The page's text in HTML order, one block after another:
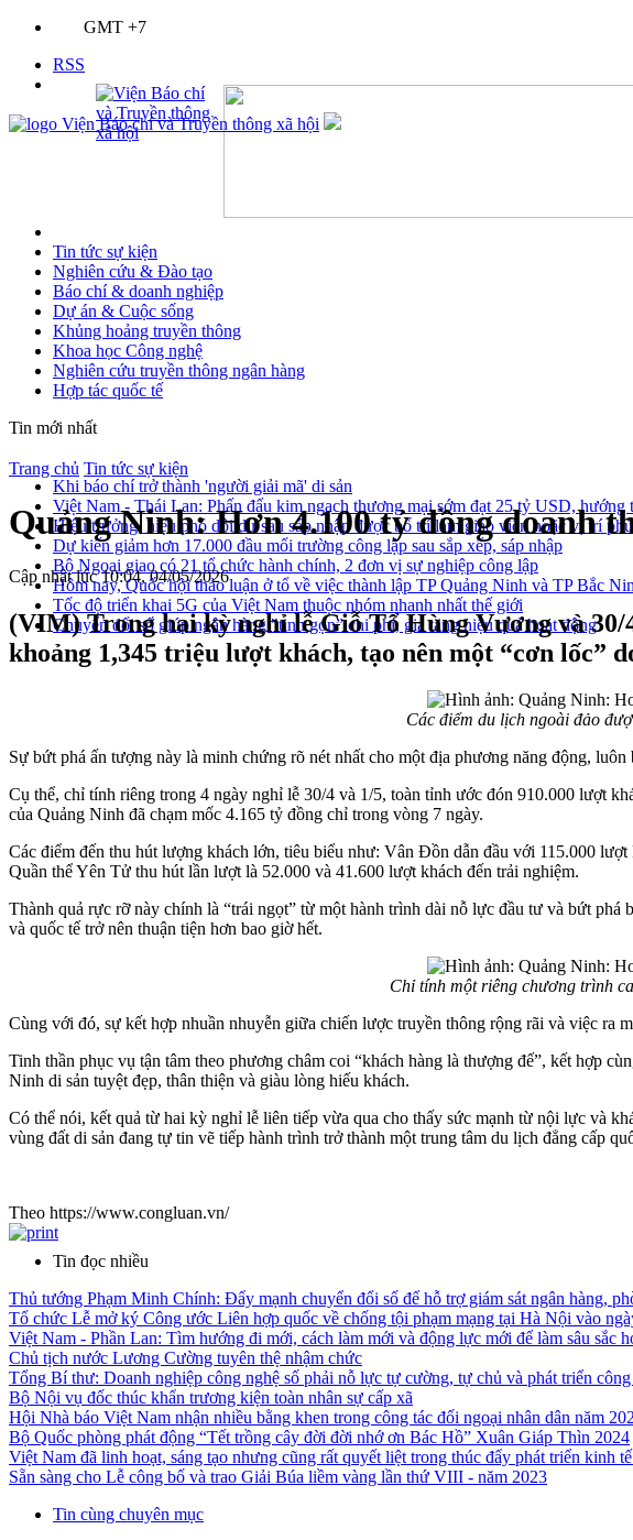
GMT +7
RSS
Tin tức sự kiện
Nghiên cứu & Đào tạo
Báo chí & doanh nghiệp
Dự án & Cuộc sống
Khủng hoảng truyền thông
Khoa học Công nghệ
Nghiên cứu truyền thông ngân hàng
Hợp tác quốc tế
Tin mới nhất
Khi báo chí trở thành 'người giải mã' di sản
Việt Nam - Thái Lan: Phấn đấu kim ngạch thương mại sớm đạt 25 tỷ USD, hướng
Hiệu trưởng, hiệu phó dôi dư sau sáp nhập được bố trí làm giáo viên hoặc vị trí
Dự kiến giảm hơn 17.000 đầu mối trường công lập sau sắp xếp, sáp nhập
Bộ Ngoại giao có 21 tổ chức hành chính, 2 đơn vị sự nghiệp công lập
Hôm nay, Quốc hội thảo luận ở tổ về việc thành lập TP Quảng Ninh và TP Bắc
Tốc độ triển khai 5G của Việt Nam thuộc nhóm nhanh nhất thế giới
Chuyển đổi số giúp ngân hàng "tinh gọn” chi phí, gia tăng hiệu quả hoạt động
Trang chủ Tin tức sự kiện
Quảng Ninh: Hơn 4.100 tỷ đồng doanh
Cập nhật lúc 10:04, 04/05/2026
(VIM) Trong hai kỳ nghỉ lễ Giỗ Tổ Hùng Vương và
khoảng 1,345 triệu lượt khách, tạo nên một “cơn lốc”
Các điểm du lịch ngoài đảo
Sự bứt phá ấn tượng này là minh chứng rõ nét nhất cho một địa phương năng động,
Cụ thể, chỉ tính riêng trong 4 ngày nghỉ lễ 30/4 và 1/5, toàn tỉnh ước đón 910.000 lượt
của Quảng Ninh đã chạm mốc 4.165 tỷ đồng chỉ trong vòng 7 ngày.
Các điểm đến thu hút lượng khách lớn, tiêu biểu như: Vân Đồn dẫn đầu với 115.000
Quần thể Yên Tử thu hút lần lượt là 52.000 và 41.600 lượt khách đến trải nghiệm.
Thành quả rực rỡ này chính là “trái ngọt” từ một hành trình dài nỗ lực đầu tư và bứt
và quốc tế trở nên thuận tiện hơn bao giờ hết.
Chỉ tính một riêng chương trình
Cùng với đó, sự kết hợp nhuần nhuyễn giữa chiến lược truyền thông rộng rãi và việc ra
Tinh thần phục vụ tận tâm theo phương châm coi “khách hàng là thượng đế”, kết hợp
Ninh di sản tuyệt đẹp, thân thiện và giàu lòng hiếu khách.
Có thể nói, kết quả từ hai kỳ nghỉ lễ liên tiếp vừa qua cho thấy sức mạnh từ nội lực và
vùng đất di sản đang tự tin vẽ tiếp hành trình trở thành một trung tâm du lịch đẳng cấp
Theo https://www.congluan.vn/
Tin đọc nhiều
Thủ tướng Phạm Minh Chính: Đẩy mạnh chuyển đổi số để hỗ trợ giám sát ngân hàng,
Tổ chức Lễ mở ký Công ước Liên hợp quốc về chống tội phạm mạng tại Hà Nội vào
Việt Nam - Phần Lan: Tìm hướng đi mới, cách làm mới và động lực mới để làm sâu sắc
Chủ tịch nước Lương Cường tuyên thệ nhậm chức
Tổng Bí thư: Doanh nghiệp công nghệ số phải nỗ lực tự cường, tự chủ và phát triển
Bộ Nội vụ đốc thúc khẩn trương kiện toàn nhân sự cấp xã
Hội Nhà báo Việt Nam nhận nhiều bằng khen trong công tác đối ngoại nhân dân năm
Bộ Quốc phòng phát động “Tết trồng cây đời đời nhớ ơn Bác Hồ” Xuân Giáp Thìn 2024
Việt Nam đã linh hoạt, sáng tạo nhưng cũng rất quyết liệt trong thúc đẩy phát triển kinh
Sẵn sàng cho Lễ công bố và trao Giải Búa liềm vàng lần thứ VIII - năm 2023
Tin cùng chuyên mục